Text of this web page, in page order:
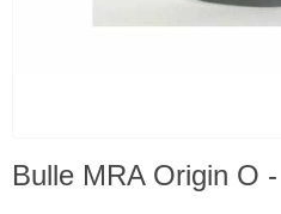
Bulle MRA Origin O